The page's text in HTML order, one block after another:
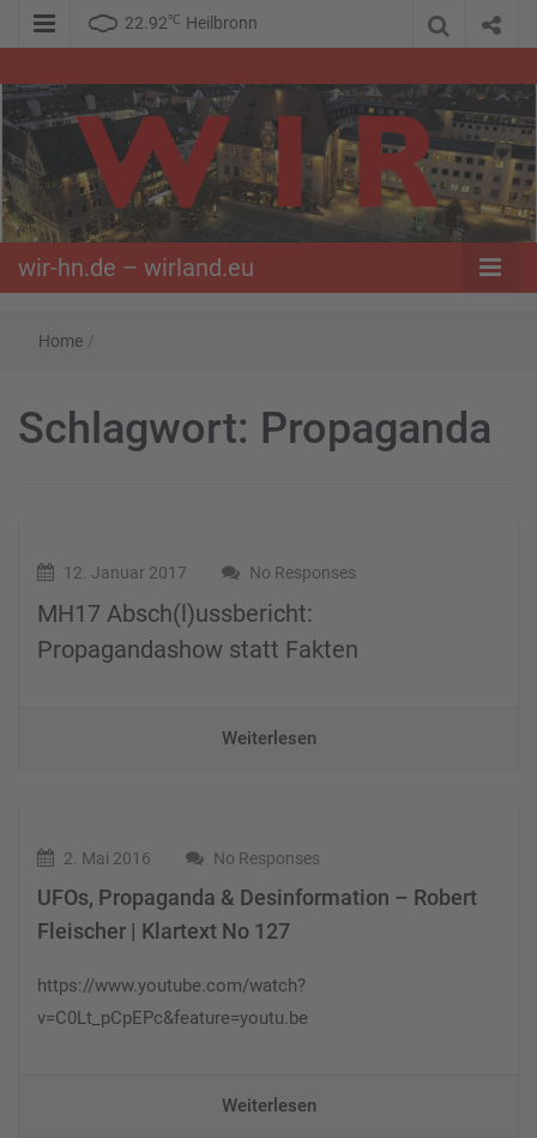
22.92℃ Heilbronn
wir-hn.de –
wirland.eu
wir-hn.de – wirland.eu
Home /
Schlagwort: Propaganda
12. Januar 2017 No Responses
MH17 Absch(l)ussbericht:
Propagandashow statt Fakten
Weiterlesen
2. Mai 2016 No Responses
UFOs, Propaganda & Desinformation – Robert
Fleischer | Klartext No 127
https://www.youtube.com/watch?
v=C0Lt_pCpEPc&feature=youtu.be
Weiterlesen